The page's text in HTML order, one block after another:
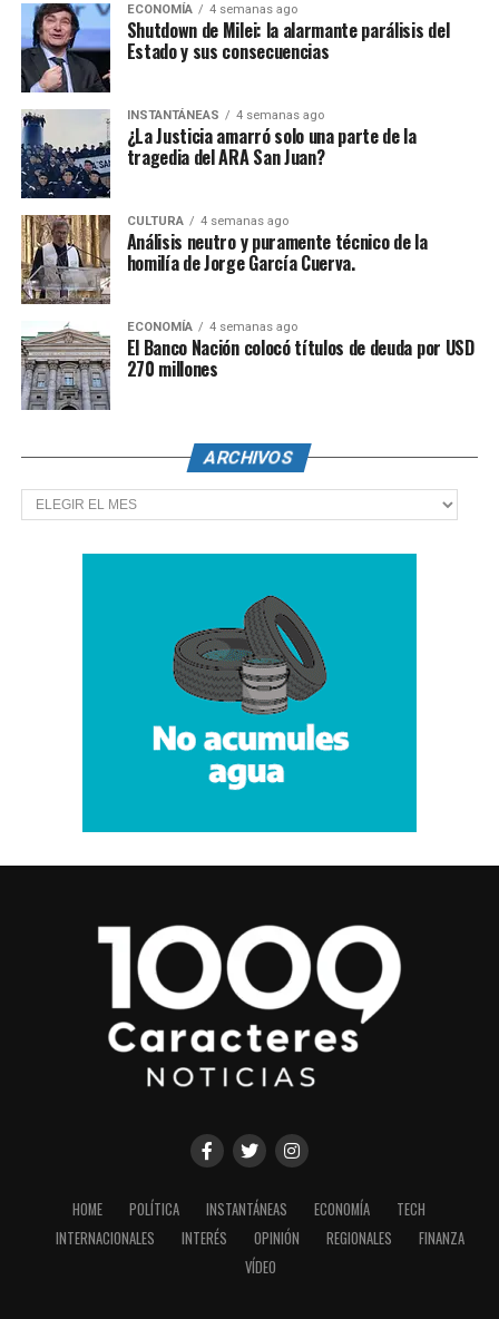
ECONOMÍA 4 semanas ago
Shutdown de Milei: la alarmante parálisis del
Estado y sus consecuencias
INSTANTÁNEAS 4 semanas ago
¿La Justicia amarró solo una parte de la
tragedia del ARA San Juan?
CULTURA 4 semanas ago
Análisis neutro y puramente técnico de la
homilía de Jorge García Cuerva.
ECONOMÍA 4 semanas ago
El Banco Nación colocó títulos de deuda por USD
270 millones
ARCHIVOS
Archivos
HOME POLÍTICA INSTANTÁNEAS ECONOMÍA
TECH
INTERNACIONALES
INTERÉS OPINIÓN REGIONALES
FINANZA
VÍDEO